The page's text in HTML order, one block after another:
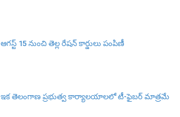
ఆగస్ట్ 15 నుంచి తెల్ల రేషన్ కార్డులు పంపిణీ
ఇక తెలంగాణ ప్రభుత్వ కార్యాలయాలలో టీ-ఫైబర్ మాత్రమే